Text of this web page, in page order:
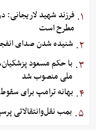
۱.
مطرح است
۲. شنیده شدن صدای
۳. با حکم مسعود
ملی منصوب شد
۴. بهانه ترامپ برای
۵. بمب نقل‌وانتقالاتی